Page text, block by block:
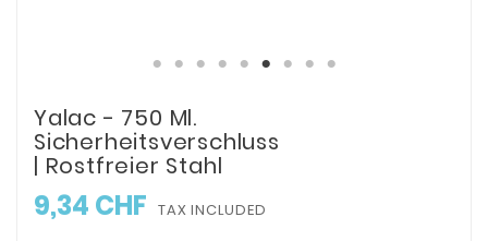
Yalac - 750 Ml.
Sicherheitsverschluss
| Rostfreier Stahl
9,34 CHF TAX INCLUDED